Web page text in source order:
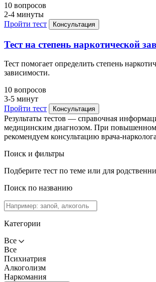
10 вопросов
2-4 минуты
Пройти тест
Консультация
Тест на степень наркотической
Тест помогает определить степень
зависимости.
10 вопросов
3-5 минут
Пройти тест
Консультация
Результаты тестов — справочная
медицинским диагнозом. При
рекомендуем консультацию врача-
Поиск и фильтры
Подберите тест по теме или для
Поиск по названию
Категории
Все
Все
Психиатрия
Алкоголизм
Наркомания